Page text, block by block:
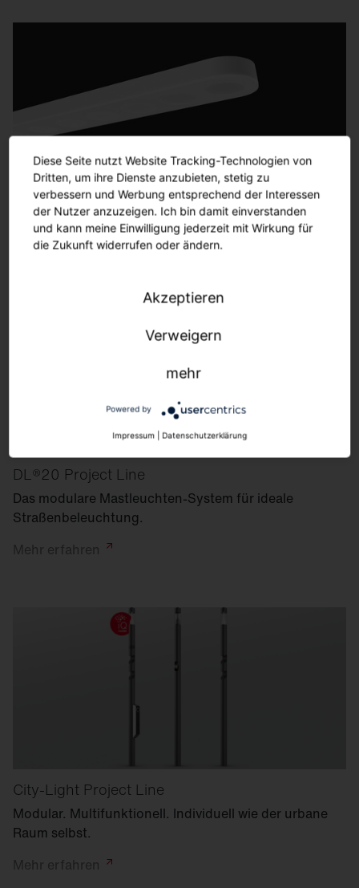
Circ Project Line
New Work - New Light
Mehrerfahren
DL®20 Project Line
Das modulare Mastleuchten-System für ideale
Straßen­beleuchtung.
Mehr erfahren
City-Light Project Line
Modular. Multifunktionell. Individuell wie der urbane
Raum selbst.
Mehr erfahren
Diese Seite nutzt Website Tracking-Technologien von
Dritten, um ihre Dienste anzubieten, stetig zu
verbessern und Werbung entsprechend der Interessen
der Nutzer anzuzeigen. Ich bin damit einverstanden
und kann meine Einwilligung jederzeit mit Wirkung für
die Zukunft widerrufen oder ändern.
Akzeptieren
Verweigern
mehr
Powered by
Impressum | Datenschutzerklärung